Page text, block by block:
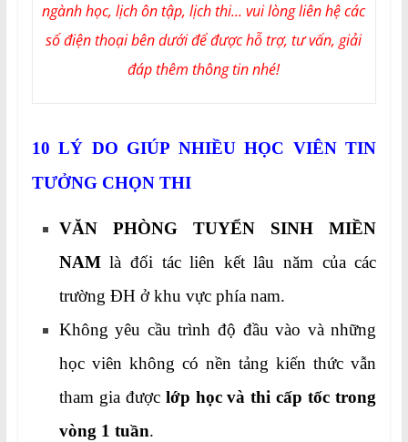
ngành học, lịch ôn tập, lịch thi... vui lòng liên hệ các
số điện thoại bên dưới để được hỗ trợ, tư vấn, giải
đáp thêm thông tin nhé!
10 LÝ DO GIÚP NHIỀU HỌC VIÊN TIN
TƯỞNG CHỌN THI
VĂN PHÒNG TUYỂN SINH MIỀN
NAMlà đối tác liên kết lâu năm của các
trường ĐH ở khu vực phía nam.
Không yêu cầu trình độ đầu vào và những
học viên không có nền tảng kiến thức vẫn
tham gia được lớp học và thi cấp tốc trong
vòng 1 tuần.